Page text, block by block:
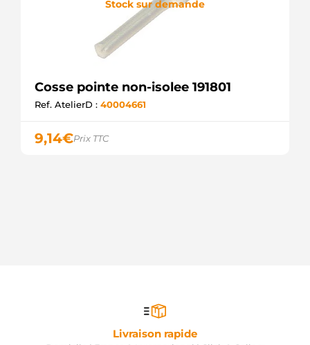
Stock sur demande
Cosse pointe non-isolee 191801
Ref. AtelierD : 40004661
9,14€Prix TTC
Livraison rapide